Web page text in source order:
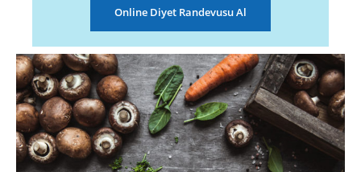
Online Diyet Randevusu Al